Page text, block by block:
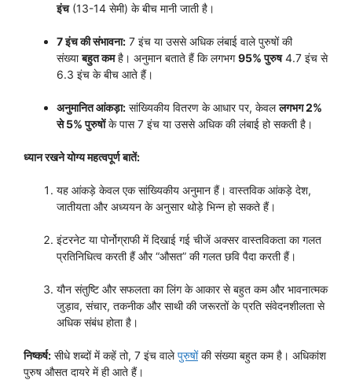
इंच(13-14 सेमी) के बीच मानी जाती है।
7 इंच की संभावना: 7 इंच या उससे अधिक लंबाई वाले पुरुषों की
संख्याबहुत कमहै। अनुमान बताते हैं कि लगभग95% पुरुष4.7 इंच से
6.3 इंच के बीच आते हैं।
अनुमानित आंकड़ा: सांख्यिकीय वितरण के आधार पर, केवललगभग 2%
से 5% पुरुषोंके पास 7 इंच या उससे अधिक की लंबाई हो सकती है।
ध्यान रखने योग्य महत्वपूर्ण बातें:
यह आंकड़े केवल एक सांख्यिकीय अनुमान हैं। वास्तविक आंकड़े देश,
जातीयता और अध्ययन के अनुसार थोड़े भिन्न हो सकते हैं।
इंटरनेट या पोर्नोग्राफी में दिखाई गई चीजें अक्सर वास्तविकता का गलत
प्रतिनिधित्व करती हैं और “औसत” की गलत छवि पैदा करती हैं।
यौन संतुष्टि और सफलता का लिंग के आकार से बहुत कम और भावनात्मक
जुड़ाव, संचार, तकनीक और साथी की जरूरतों के प्रति संवेदनशीलता से
अधिक संबंध होता है।
निष्कर्ष: सीधे शब्दों में कहें तो, 7 इंच वालेपुरुषोंकी संख्या बहुत कम है। अधिकांश
पुरुष औसत दायरे में ही आते हैं।